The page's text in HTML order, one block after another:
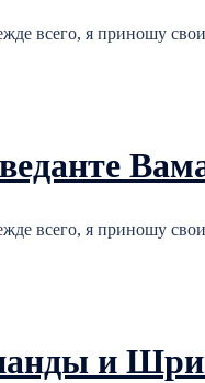
всего, я приношу
всего, я приношу
и